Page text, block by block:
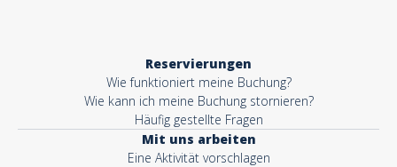
Reservierungen
Wie funktioniert meine Buchung?
Wie kann ich meine Buchung stornieren?
Häufig gestellte Fragen
Mit uns arbeiten
Eine Aktivität vorschlagen